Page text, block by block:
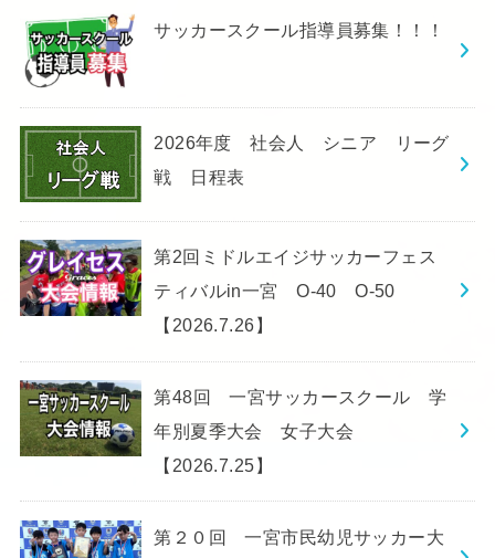
サッカースクール指導員募集！！！
2026年度 社会人 シニア リーグ
戦 日程表
第2回ミドルエイジサッカーフェス
ティバルin一宮 O-40 O-50
【2026.7.26】
第48回 一宮サッカースクール 学
年別夏季大会 女子大会
【2026.7.25】
第２０回 一宮市民幼児サッカー大